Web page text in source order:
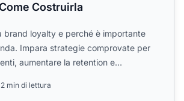
Costruirla
brand loyalty e perché è importante
Impara strategie comprovate per
aumentare la retention e
min di lettura